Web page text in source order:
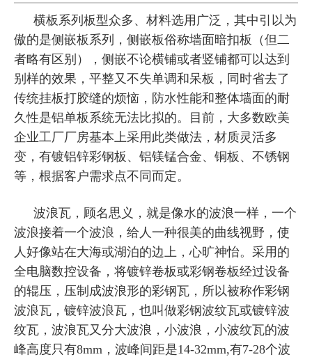
横板系列板型众多、材料选用广泛，其中引以为
傲的是侧嵌板系列，侧嵌板俗称墙面暗扣板（但二
者略有区别），侧嵌不论横铺或者竖铺都可以达到
别样的效果，平整又不失单调和呆板，同时省去了
传统挂板打胶缝的烦恼，防水性能和整体墙面的耐
久性是铝单板系统无法比拟的。目前，大多数欧美
企业工厂厂房基本上采用此类做法，材质灵活多
变，有镀铝锌彩钢板、铝镁锰合金、铜板、不锈钢
等，根据客户需求点不同而定。
波浪瓦，顾名思义，就是像水的波浪一样，一个
波浪接着一个波浪，给人一种很美的曲线视野，使
人好像站在大海或湖泊的边上，心旷神怡。采用的
全电脑数控设备，将镀锌卷板或彩钢卷板经过设备
的辊压，压制成波浪形的彩钢瓦，所以被称作彩钢
波浪瓦，镀锌波浪瓦，也叫做彩钢波纹瓦或镀锌波
纹瓦，波浪瓦又分大波浪，小波浪，小波纹瓦的波
峰高度只有8mm，波峰间距是14-32mm,有7-28个波